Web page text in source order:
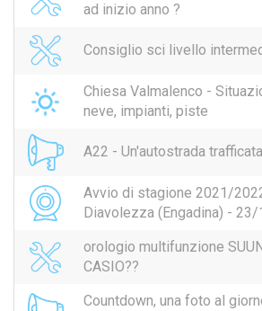
ad inizio anno ?
Consiglio sci livello
Chiesa Valmalenco -
neve, impianti, piste
A22 - Un'autostrada trafficata
Avvio di stagione 2021/
Diavolezza (Engadina) -
orologio multifunzione
CASIO??
Countdown, una foto al